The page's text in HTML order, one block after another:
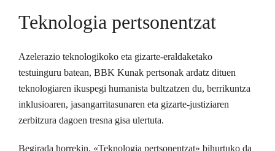
Teknologia pertsonentzat
Azelerazio teknologikoko eta gizarte-eraldaketako
testuinguru batean, BBK Kunak pertsonak ardatz dituen
teknologiaren ikuspegi humanista bultzatzen du, berrikuntza
inklusioaren, jasangarritasunaren eta gizarte-justiziaren
zerbitzura dagoen tresna gisa ulertuta.
Begirada horrekin, «Teknologia pertsonentzat» bihurtuko da